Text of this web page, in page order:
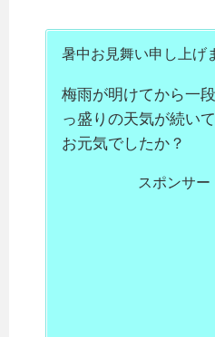
暑中お見舞い申し上げ
梅雨が明けてから一
っ盛りの天気が続い
お元気でしたか？
スポンサー